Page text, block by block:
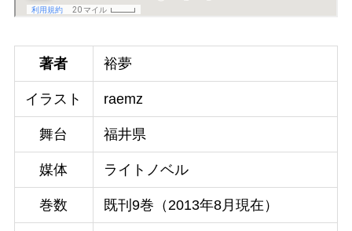
著者 裕夢
イラスト raemz
舞台 福井県
媒体 ライトノベル
巻数 既刊9巻（2013年8月現在）